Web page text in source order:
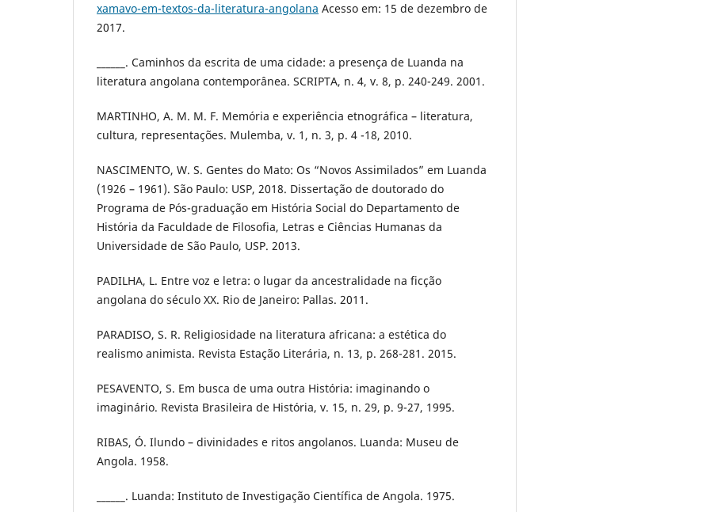
xamavo-em-textos-da-literatura-angolana Acesso em: 15 de dezembro de
2017.
______. Caminhos da escrita de uma cidade: a presença de Luanda na
literatura angolana contemporânea. SCRIPTA, n. 4, v. 8, p. 240-249. 2001.
MARTINHO, A. M. M. F. Memória e experiência etnográfica – literatura,
cultura, representações. Mulemba, v. 1, n. 3, p. 4 -18, 2010.
NASCIMENTO, W. S. Gentes do Mato: Os “Novos Assimilados” em Luanda
(1926 – 1961). São Paulo: USP, 2018. Dissertação de doutorado do
Programa de Pós-graduação em História Social do Departamento de
História da Faculdade de Filosofia, Letras e Ciências Humanas da
Universidade de São Paulo, USP. 2013.
PADILHA, L. Entre voz e letra: o lugar da ancestralidade na ficção
angolana do século XX. Rio de Janeiro: Pallas. 2011.
PARADISO, S. R. Religiosidade na literatura africana: a estética do
realismo animista. Revista Estação Literária, n. 13, p. 268-281. 2015.
PESAVENTO, S. Em busca de uma outra História: imaginando o
imaginário. Revista Brasileira de História, v. 15, n. 29, p. 9-27, 1995.
RIBAS, Ó. Ilundo – divinidades e ritos angolanos. Luanda: Museu de
Angola. 1958.
______. Luanda: Instituto de Investigação Científica de Angola. 1975.